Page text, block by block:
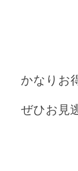
かなりお
ぜひお見